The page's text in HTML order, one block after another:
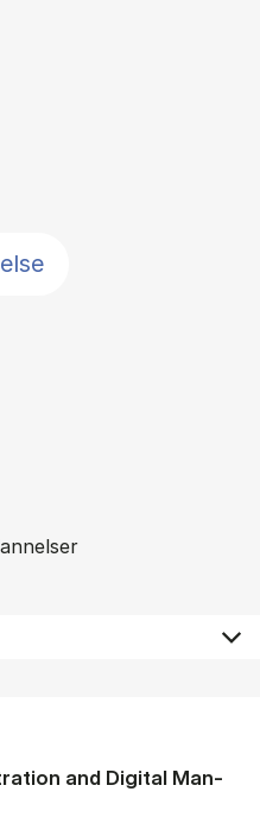
and Di­git­al Man­